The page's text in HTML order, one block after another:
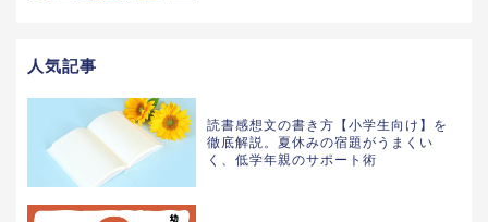
人気記事
読書感想文の書き方【小学生向け】を
徹底解説。夏休みの宿題がうまくい
く、低学年親のサポート術